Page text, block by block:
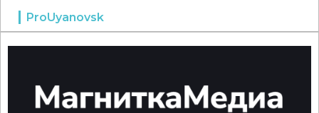
ProUyanovsk